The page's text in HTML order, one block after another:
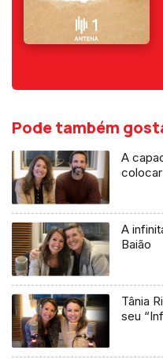
Pode também
A
A
Baião
Tânia
seu